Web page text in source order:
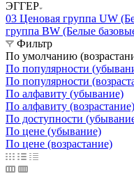
ЭГГЕР
03 Ценовая группа UW
группа BW (Белые
Фильтр
По умолчанию
По популярности
По популярности
По алфавиту (убывание)
По алфавиту (возрастание)
По доступности
По цене (убывание)
По цене (возрастание)